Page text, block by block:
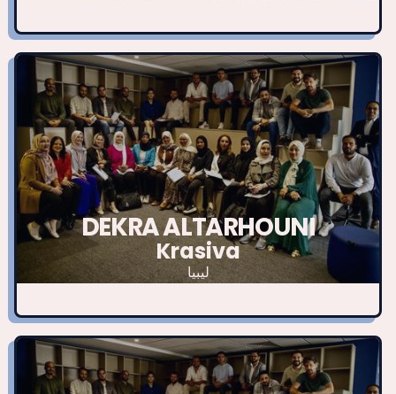
DEKRA ALTARHOUNI
Krasiva
ليبيا